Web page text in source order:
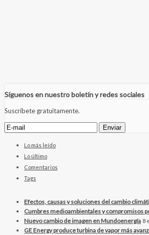
Síguenos en nuestro boletín y redes sociales
Suscríbete gratuitamente.
Lo más leído
Lo último
Comentarios
Tags
Efectos, causas y soluciones del cambio
Cumbres medioambientales y compromisos
Nuevo cambio de imagen en Mundoenergía 8
GE Energy produce turbina de vapor más